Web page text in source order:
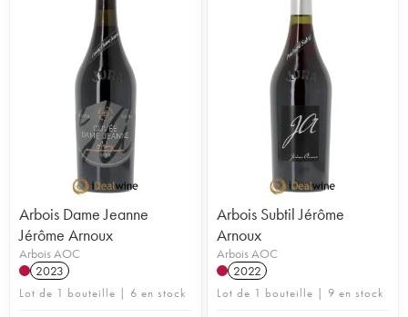
Arbois Dame Jeanne
Jérôme Arnoux
Arbois AOC
2023
Lot de 1 bouteille | 6 en stock
Arbois Subtil Jérôme
Arnoux
Arbois AOC
2022
Lot de 1 bouteille | 9 en stock